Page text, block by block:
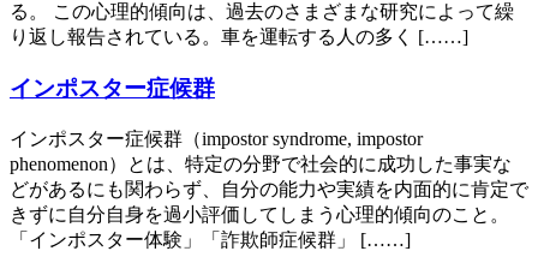
る。 この心理的傾向は、過去のさまざまな研究によって繰
り返し報告されている。車を運転する人の多く [……]
インポスター症候群
インポスター症候群（impostor syndrome, impostor
phenomenon）とは、特定の分野で社会的に成功した事実な
どがあるにも関わらず、自分の能力や実績を内面的に肯定で
きずに自分自身を過小評価してしまう心理的傾向のこと。
「インポスター体験」「詐欺師症候群」 [……]